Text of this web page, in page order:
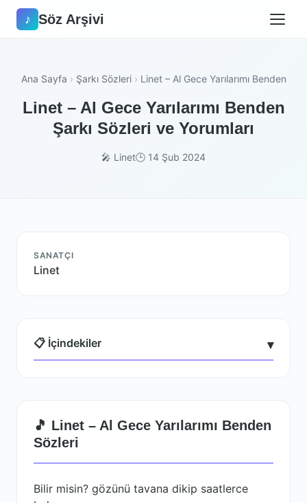
♪ Söz Arşivi
Ana Sayfa › Şarkı Sözleri › Linet – Al Gece Yarılarımı Benden
Linet – Al Gece Yarılarımı Benden
Şarkı Sözleri ve Yorumları
🎤 Linet🕒 14 Şub 2024
SANATÇI
Linet
📋 İçindekiler ▾
🎵 Linet – Al Gece Yarılarımı Benden
Sözleri
Bilir misin? gözünü tavana dikip saatlerce